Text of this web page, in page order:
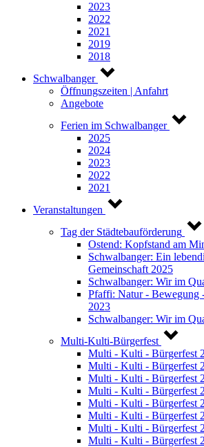
2023
2022
2021
2019
2018
Schwalbanger
Öffnungszeiten | Anfahrt
Angebote
Ferien im Schwalbanger
2025
2024
2023
2022
2021
Veranstaltungen
Tag der Städtebauförderung
Ostend: Kopfstand am
Schwalbanger: Ein
Gemeinschaft 2025
Schwalbanger: Wir im
Pfaffi: Natur - Bewegung
2023
Schwalbanger: Wir im
Multi-Kulti-Bürgerfest
Multi - Kulti - Bürgerfest
Multi - Kulti - Bürgerfest
Multi - Kulti - Bürgerfest
Multi - Kulti - Bürgerfest
Multi - Kulti - Bürgerfest
Multi - Kulti - Bürgerfest
Multi - Kulti - Bürgerfest
Multi - Kulti - Bürgerfest